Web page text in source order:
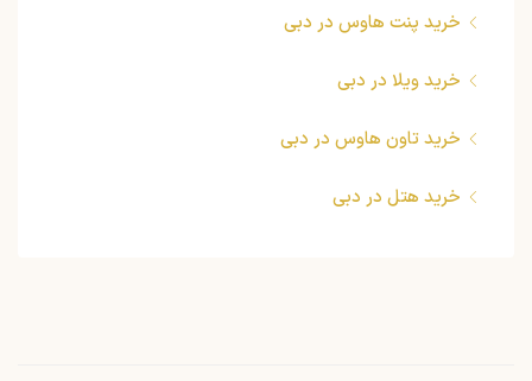
خرید پنت هاوس در دبی
خرید ویلا در دبی
خرید تاون هاوس در دبی
خرید هتل در دبی